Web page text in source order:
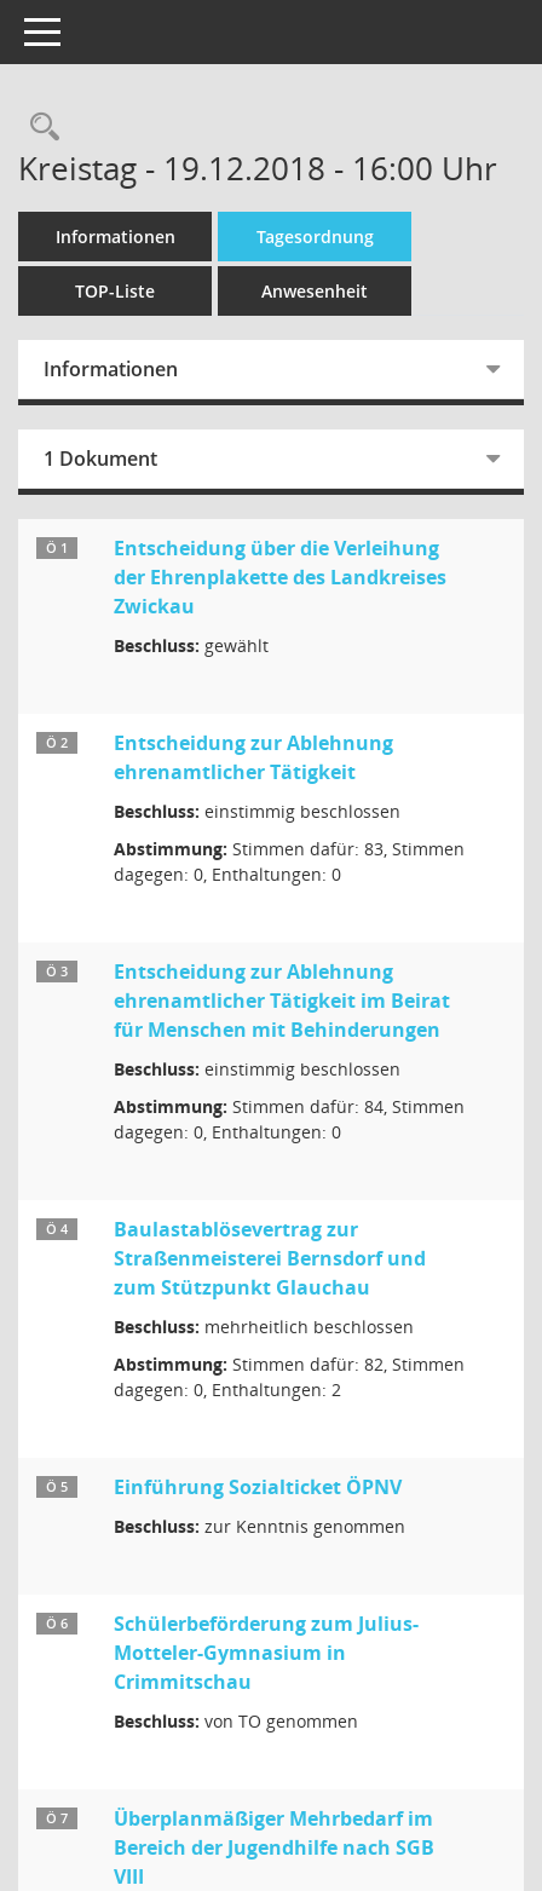
Toggle navigation
Kreistag - 19.12.2018 - 16:00 Uhr
Informationen Tagesordnung
TOP-Liste Anwesenheit
Informationen
1 Dokument
Ö 1
Entscheidung über die Verleihung
der Ehrenplakette des Landkreises
Zwickau
Beschluss: gewählt
Ö 2
Entscheidung zur Ablehnung
ehrenamtlicher Tätigkeit
Beschluss: einstimmig beschlossen
Abstimmung: Stimmen dafür: 83, Stimmen
dagegen: 0, Enthaltungen: 0
Ö 3
Entscheidung zur Ablehnung
ehrenamtlicher Tätigkeit im Beirat
für Menschen mit Behinderungen
Beschluss: einstimmig beschlossen
Abstimmung: Stimmen dafür: 84, Stimmen
dagegen: 0, Enthaltungen: 0
Ö 4
Baulastablösevertrag zur
Straßenmeisterei Bernsdorf und
zum Stützpunkt Glauchau
Beschluss: mehrheitlich beschlossen
Abstimmung: Stimmen dafür: 82, Stimmen
dagegen: 0, Enthaltungen: 2
Ö 5 Einführung Sozialticket ÖPNV
Beschluss: zur Kenntnis genommen
Ö 6
Schülerbeförderung zum Julius-
Motteler-Gymnasium in
Crimmitschau
Beschluss: von TO genommen
Ö 7
Überplanmäßiger Mehrbedarf im
Bereich der Jugendhilfe nach SGB
VIII